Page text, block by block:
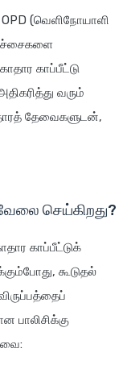
(வெளிநோயாளி
காப்பீட்டு
வரும்
தேவைகளுடன்,
செய்கிறது?
காப்பீட்டுக்
கூடுதல்